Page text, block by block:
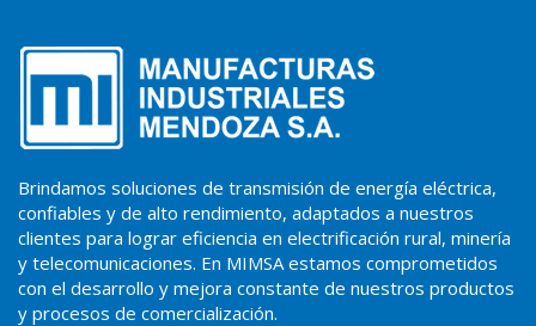
Brindamos soluciones de transmisión de energía eléctrica,
confiables y de alto rendimiento, adaptados a nuestros
clientes para lograr eficiencia en electrificación rural, minería
y telecomunicaciones. En MIMSA estamos comprometidos
con el desarrollo y mejora constante de nuestros productos
y procesos de comercialización.